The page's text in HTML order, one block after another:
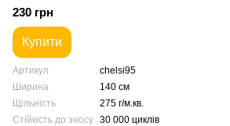
230 грн
Купити
Артикул
chelsi95
Ширина
140 см
Щільність
275 г/м.кв.
Стійкість до зносу 30 000 циклів